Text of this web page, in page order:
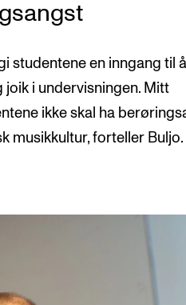
studentene en inngang til å
joik i undervisningen. Mitt
ikke skal ha
musikkultur, forteller Buljo.